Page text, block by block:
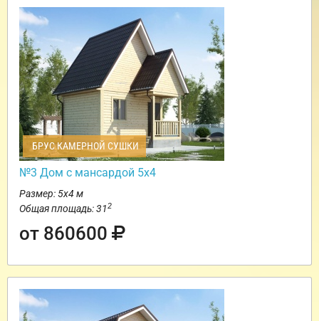
БРУС КАМЕРНОЙ СУШКИ
№3 Дом с мансардой 5х4
Размер: 5х4 м
Общая площадь: 312
от 860600